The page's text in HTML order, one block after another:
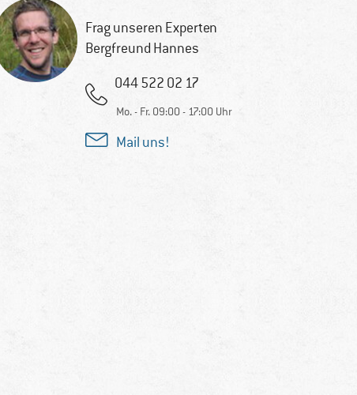
Frag unseren Experten
Bergfreund Hannes
044 522 02 17
Mo. - Fr. 09:00 - 17:00 Uhr
Mail uns!